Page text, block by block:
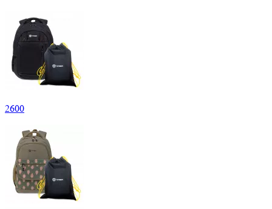
2600